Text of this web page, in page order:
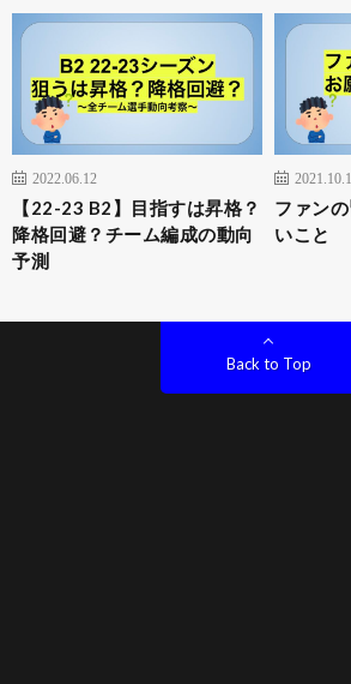
2022.06.12
【22-23 B2】目指すは昇格？
降格回避？チーム編成の動向
予測
ファン
いこと
Back to Top